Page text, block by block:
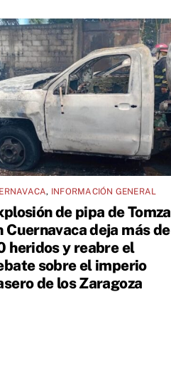
, INFORMACIÓN GENERAL
de pipa de Tomza
Cuernavaca deja más de
heridos y reabre el
sobre el imperio
de los Zaragoza